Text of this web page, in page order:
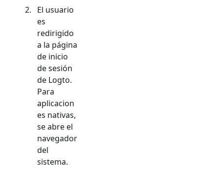
El usuario
es
redirigido
a la página
de inicio
de sesión
de Logto.
Para
aplicacion
es nativas,
se abre el
navegador
del
sistema.